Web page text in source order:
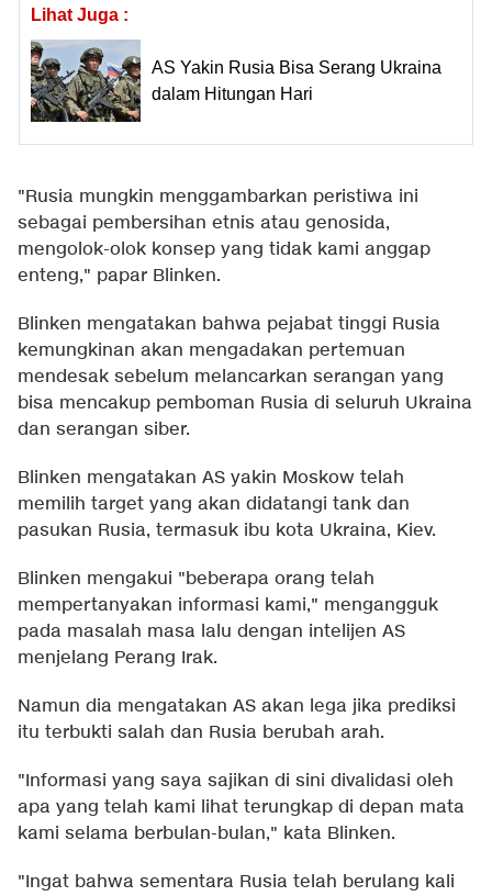
Lihat Juga :
AS Yakin Rusia Bisa Serang Ukraina
dalam Hitungan Hari
"Rusia mungkin menggambarkan peristiwa ini
sebagai pembersihan etnis atau genosida,
mengolok-olok konsep yang tidak kami anggap
enteng," papar Blinken.
Blinken mengatakan bahwa pejabat tinggi Rusia
kemungkinan akan mengadakan pertemuan
mendesak sebelum melancarkan serangan yang
bisa mencakup pemboman Rusia di seluruh Ukraina
dan serangan siber.
Blinken mengatakan AS yakin Moskow telah
memilih target yang akan didatangi tank dan
pasukan Rusia, termasuk ibu kota Ukraina, Kiev.
Blinken mengakui "beberapa orang telah
mempertanyakan informasi kami," mengangguk
pada masalah masa lalu dengan intelijen AS
menjelang Perang Irak.
Namun dia mengatakan AS akan lega jika prediksi
itu terbukti salah dan Rusia berubah arah.
"Informasi yang saya sajikan di sini divalidasi oleh
apa yang telah kami lihat terungkap di depan mata
kami selama berbulan-bulan," kata Blinken.
"Ingat bahwa sementara Rusia telah berulang kali